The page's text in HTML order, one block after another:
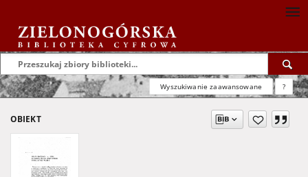
Wyszukiwanie zaawansowane ?
OBIEKT